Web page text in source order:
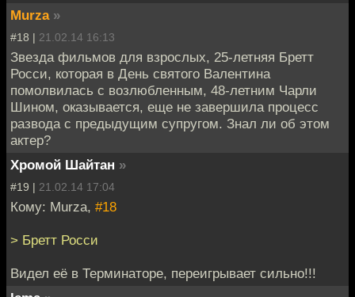
Murza »
#18 | 21.02.14 16:13
Звезда фильмов для взрослых, 25-летняя Бретт
Росси, которая в День святого Валентина
помолвилась с возлюбленным, 48-летним Чарли
Шином, оказывается, еще не завершила процесс
развода с предыдущим супругом. Знал ли об этом
актер?
Хромой Шайтан »
#19 | 21.02.14 17:04
Кому: Murza, #18
> Бретт Росси
Видел её в Терминаторе, переигрывает сильно!!!